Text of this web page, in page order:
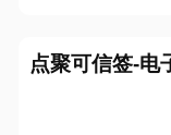
点聚可信签-电